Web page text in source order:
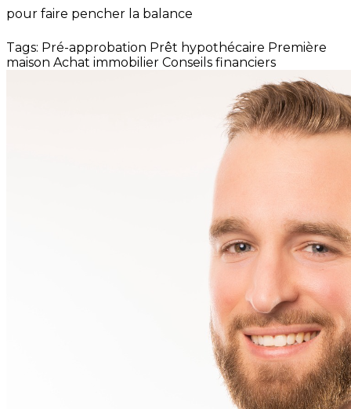
pour faire pencher la balance
Tags: Pré-approbation Prêt hypothécaire Première
maison Achat immobilier Conseils financiers